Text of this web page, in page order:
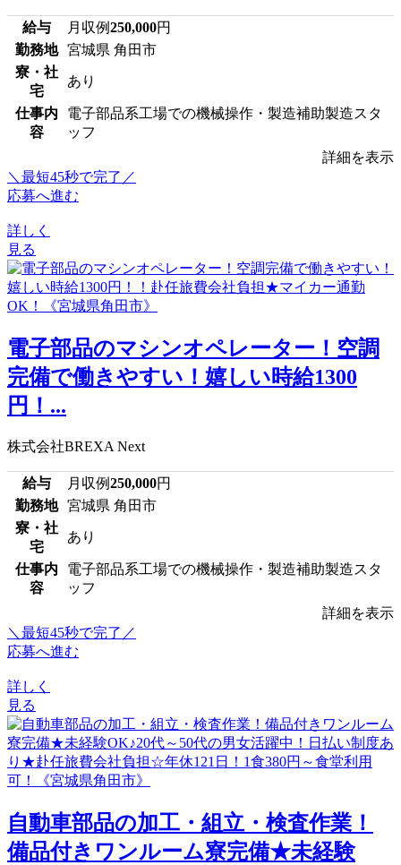
給与 月収例250,000円
勤務地 宮城県 角田市
寮・社
宅
あり
仕事内
容
電子部品系工場での機械操作・製造補助製造スタ
ッフ
詳細を表示
＼最短45秒で完了／
応募へ進む
詳しく
見る
電子部品のマシンオペレーター！空調
完備で働きやすい！嬉しい時給1300
円！...
株式会社BREXA Next
給与 月収例250,000円
勤務地 宮城県 角田市
寮・社
宅
あり
仕事内
容
電子部品系工場での機械操作・製造補助製造スタ
ッフ
詳細を表示
＼最短45秒で完了／
応募へ進む
詳しく
見る
自動車部品の加工・組立・検査作業！
備品付きワンルーム寮完備★未経験